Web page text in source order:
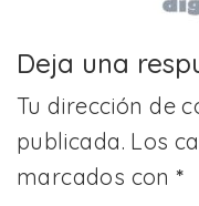
Deja una
Tu dirección de
publicada. Los
marcados con*